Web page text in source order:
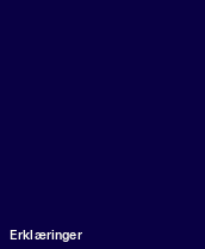
Erklæringer